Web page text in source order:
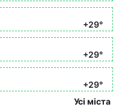
+29°
+29°
+29°
Усі міста